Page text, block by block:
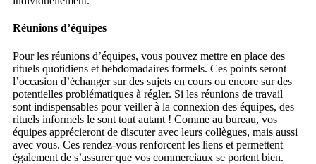
Réunions d’équipes
Pour les réunions d’équipes, vous pouvez mettre en place des
rituels quotidiens et hebdomadaires formels. Ces points seront
l’occasion d’échanger sur des sujets en cours ou encore sur des
potentielles problématiques à régler. Si les réunions de travail
sont indispensables pour veiller à la connexion des équipes, des
rituels informels le sont tout autant ! Comme au bureau, vos
équipes apprécieront de discuter avec leurs collègues, mais aussi
avec vous. Ces rendez-vous renforcent les liens et permettent
également de s’assurer que vos commerciaux se portent bien.